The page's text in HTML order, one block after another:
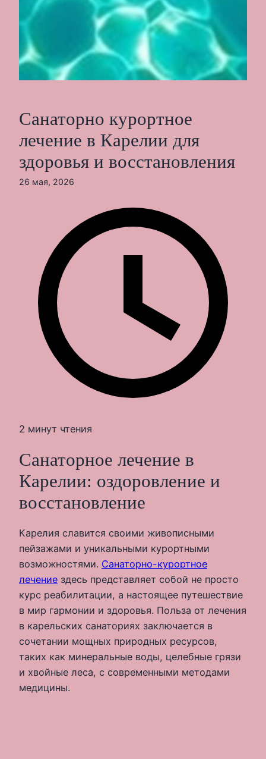
Санаторно курортное
лечение в Карелии для
здоровья и восстановления
26 мая, 2026
2 минут чтения
Санаторное лечение в
Карелии: оздоровление и
восстановление
Карелия славится своими живописными
пейзажами и уникальными курортными
возможностями. Санаторно-курортное
лечение здесь представляет собой не просто
курс реабилитации, а настоящее путешествие
в мир гармонии и здоровья. Польза от лечения
в карельских санаториях заключается в
сочетании мощных природных ресурсов,
таких как минеральные воды, целебные грязи
и хвойные леса, с современными методами
медицины.